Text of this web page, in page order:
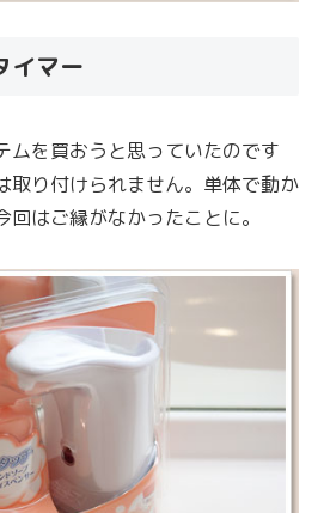
イマー
ムを買おうと思っていたのです
取り付けられません。単体で動か
はご縁がなかったことに。